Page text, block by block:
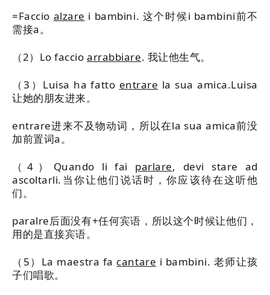
=Faccio alzare i bambini. 这个时候i bambini前不
需接a。
（2）Lo faccioarrabbiare. 我让他生气。
（3）Luisa ha fatto entrare la sua amica.Luisa
让她的朋友进来。
entrare进来不及物动词，所以在la sua amica前没
加前置词a。
（4）Quando li fai parlare, devi stare ad
ascoltarli.当你让他们说话时，你应该待在这听他
们。
paralre后面没有+任何宾语，所以这个时候让他们，
用的是直接宾语。
（5）La maestra fa cantare i bambini. 老师让孩
子们唱歌。